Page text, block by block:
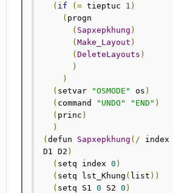
( if (= tieptuc 1 )
( progn
( Sapxepkhung )
(Make_Layout )
(DeleteLayouts )
)
)
( setvar "OSMODE" os )
( command "UNDO" "END" )
( princ )
)
(defun Sapxepkhung (/ index
D1 D2 )
( setq index 0 )
( setq lst_Khung ( list ))
( setq S1 0 S2 0 )